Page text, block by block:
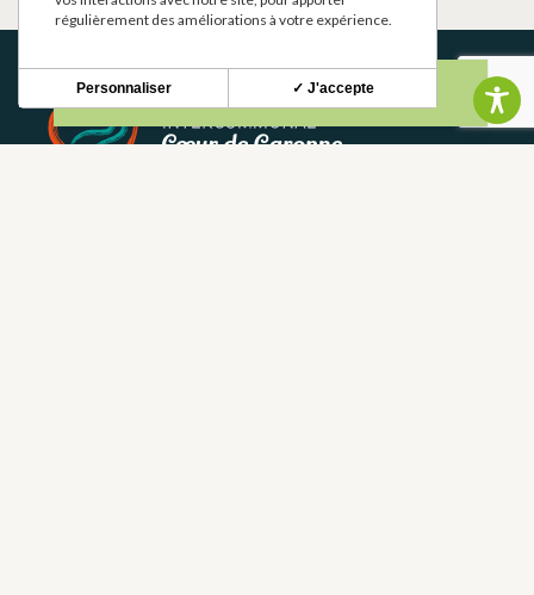
régulièrement des améliorations à votre expérience.
✓ J'accepte
Personnaliser